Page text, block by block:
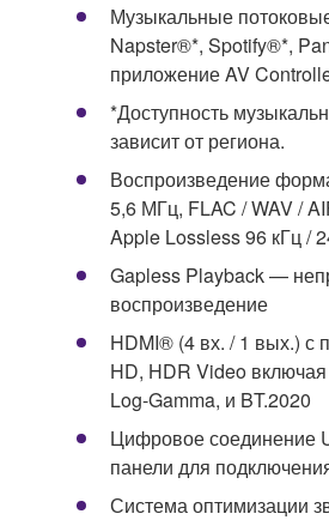
Музыкальные
Napster®*, Spotify®*,
приложение AV
*Доступность
зависит от региона.
Воспроизведение
5,6 МГц, FLAC / WAV /
Apple Lossless 96 кГц /
Gapless Playback —
воспроизведение
HDMI® (4 вх. / 1 вых.) с
HD, HDR Video
Log-Gamma, и BT.2020
Цифровое соединение
панели для
Система оптимизации